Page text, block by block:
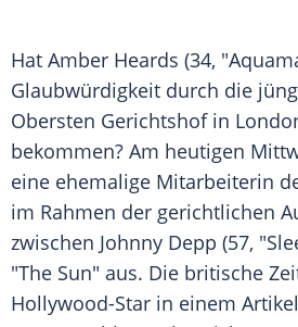
Hat Amber Heards (34, "
Glaubwürdigkeit durch die
Obersten Gerichtshofin
bekommen? Am heutigen
eine ehemalige Mitarbeiterin
im Rahmen der gerichtlichen
zwischen Johnny Depp (57, "
"The Sun" aus. Die britische
Hollywood-Star in einem